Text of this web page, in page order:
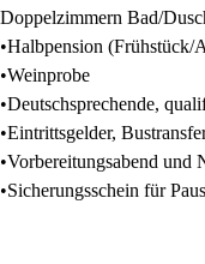
Doppelzimmern Bad/
•Halbpension (Frühstück/
•Weinprobe
•Deutschsprechende,
•Eintrittsgelder,
•Vorbereitungsabend und
•Sicherungsschein für